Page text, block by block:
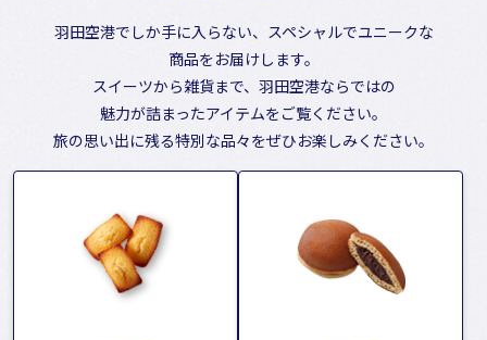
羽田空港でしか手に入らない、スペシャルでユニークな
商品をお届けします。
スイーツから雑貨まで、羽田空港ならではの
魅力が詰まったアイテムをご覧ください。
旅の思い出に残る特別な品々をぜひお楽しみください。